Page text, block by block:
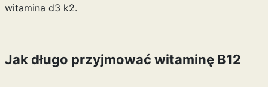
witamina d3 k2.
Jak długo przyjmować witaminę B12